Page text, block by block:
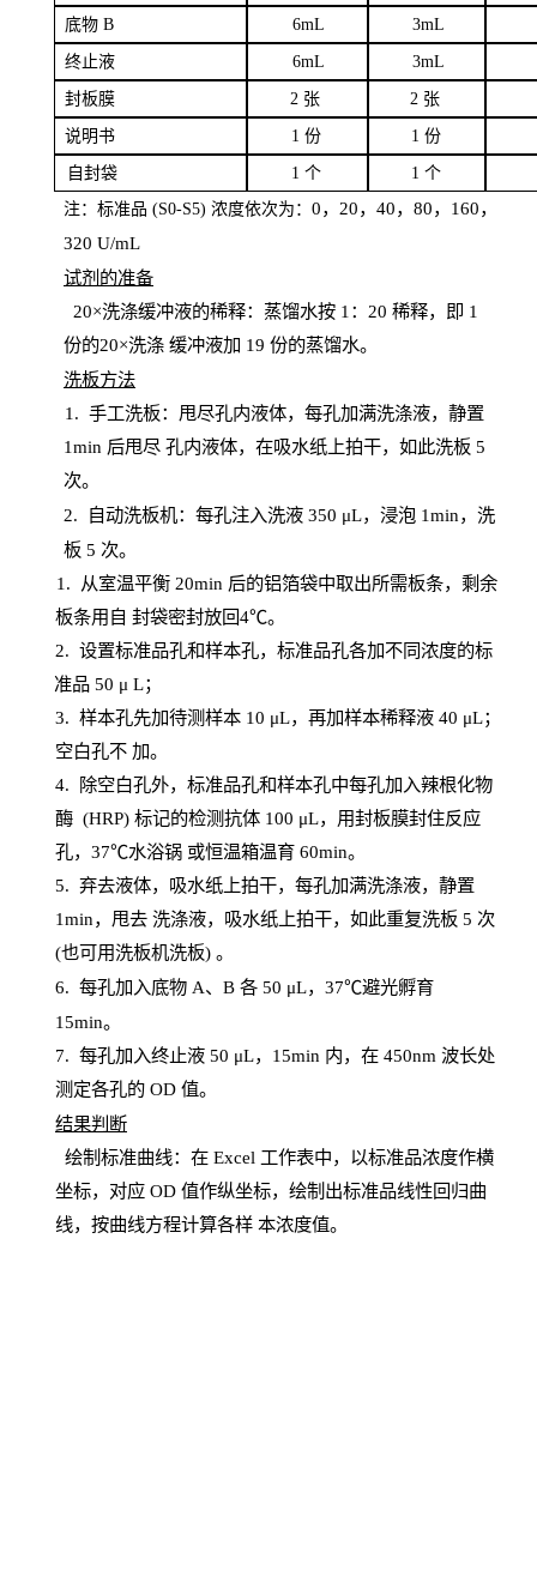
底物B 6mL 3mL
终止液 6mL 3mL
封板膜 2 张 2 张
说明书 1 份 1 份
自封袋 1 个 1 个
注：标准品 (S0-S5) 浓度依次为： 0，20，40，80，160，
320 U/mL
试剂的准备
20×洗涤缓冲液的稀释：蒸馏水按 1：20 稀释，即 1
份的20×洗涤 缓冲液加 19 份的蒸馏水。
洗板方法
1. 手工洗板：甩尽孔内液体，每孔加满洗涤液，静置
1min 后甩尽 孔内液体，在吸水纸上拍干，如此洗板 5
次。
2.
自动洗板机：每孔注入洗液 350 μL，浸泡 1min，洗
板 5 次。
1 . 从室温平衡 20min 后的铝箔袋中取出所需板条，剩余
板条用自 封袋密封放回4℃。
2. 设置标准品孔和样本孔，标准品孔各加不同浓度的标
准品 50 μ L；
3. 样本孔先加待测样本 10 μL，再加样本稀释液 40 μL；
空白孔不 加。
4.
除空白孔外，标准品孔和样本孔中每孔加入辣根化物
酶 (HRP) 标记的检测抗体 100 μL，用封板膜封住反应
孔， 37℃水浴锅 或恒温箱温育60min。
5. 弃去液体，吸水纸上拍干，每孔加满洗涤液，静置
1min，甩去 洗涤液，吸水纸上拍干，如此重复洗板 5 次
(也可用洗板机洗板) 。
6. 每孔加入底物A、B 各 50 μL，37℃避光孵育
15min。
7. 每孔加入终止液 50 μL， 15min 内，在450nm 波长处
测定各孔的 OD 值。
结果判断
绘制标准曲线：在 Excel 工作表中，以标准品浓度作横
坐标，对应OD 值作纵坐标，绘制出标准品线性回归曲
线，按曲线方程计算各样 本浓度值。